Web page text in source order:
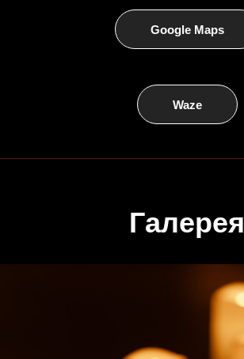
Google Maps
Waze
Галерея